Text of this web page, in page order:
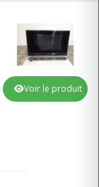
Voir le produit